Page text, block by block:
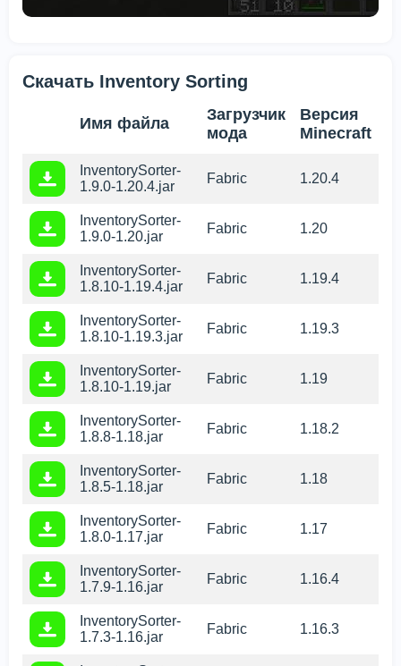
Скачать Inventory Sorting
Имя файла
Загрузчик
мода
Версия
Minecraft
InventorySorter-
1.9.0-1.20.4.jar
Fabric 1.20.4
InventorySorter-
1.9.0-1.20.jar
Fabric 1.20
InventorySorter-
1.8.10-1.19.4.jar
Fabric 1.19.4
InventorySorter-
1.8.10-1.19.3.jar
Fabric 1.19.3
InventorySorter-
1.8.10-1.19.jar
Fabric 1.19
InventorySorter-
1.8.8-1.18.jar
Fabric 1.18.2
InventorySorter-
1.8.5-1.18.jar
Fabric 1.18
InventorySorter-
1.8.0-1.17.jar
Fabric 1.17
InventorySorter-
1.7.9-1.16.jar
Fabric 1.16.4
InventorySorter-
1.7.3-1.16.jar
Fabric 1.16.3